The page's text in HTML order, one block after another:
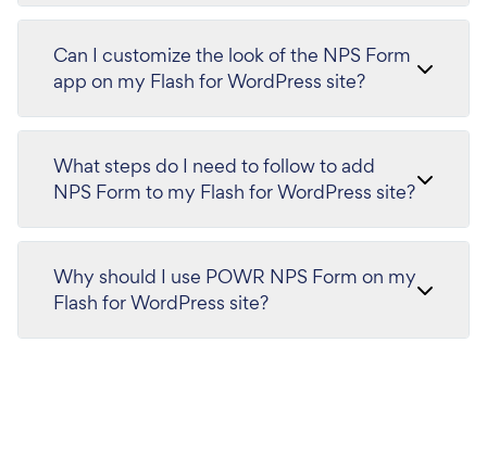
Can I customize the look of the NPS Form
app on my Flash for WordPress site?
What steps do I need to follow to add
NPS Form to my Flash for WordPress site?
Why should I use POWR NPS Form on my
Flash for WordPress site?